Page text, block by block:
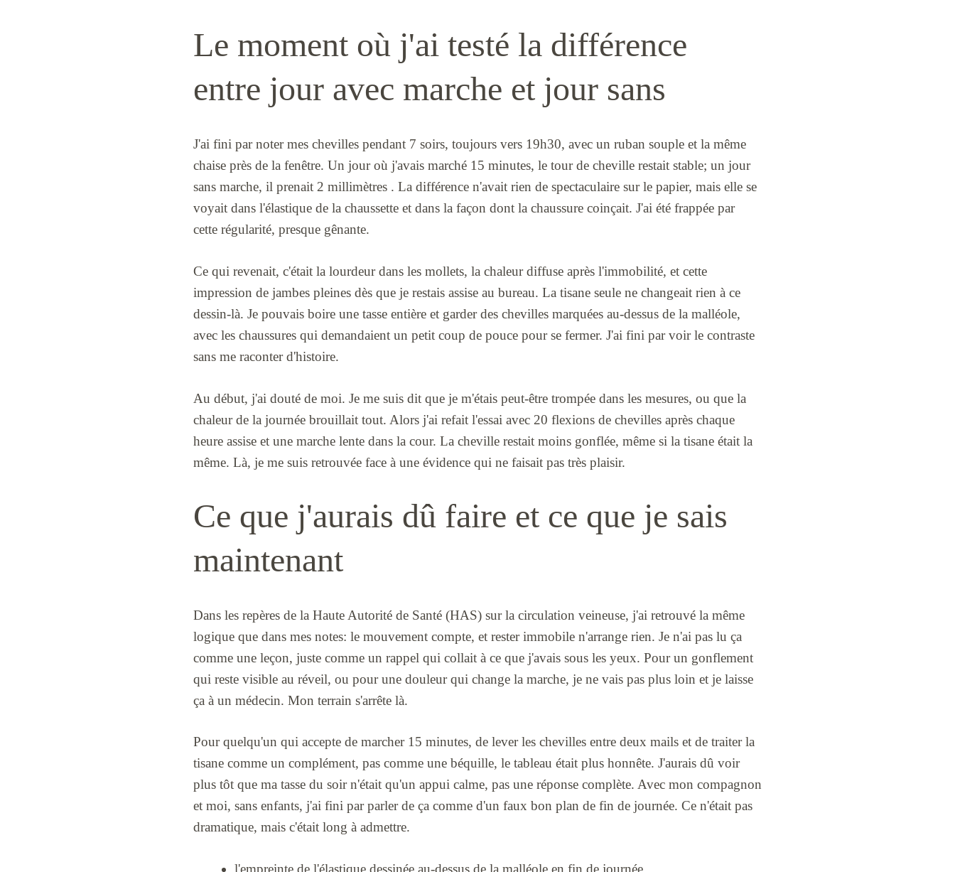
Le moment où j'ai testé la différence
entre jour avec marche et jour sans
J'ai fini par noter mes chevilles pendant 7 soirs, toujours vers 19h30, avec un ruban souple et la même
chaise près de la fenêtre. Un jour où j'avais marché 15 minutes, le tour de cheville restait stable; un jour
sans marche, il prenait 2 millimètres . La différence n'avait rien de spectaculaire sur le papier, mais elle se
voyait dans l'élastique de la chaussette et dans la façon dont la chaussure coinçait. J'ai été frappée par
cette régularité, presque gênante.
Ce qui revenait, c'était la lourdeur dans les mollets, la chaleur diffuse après l'immobilité, et cette
impression de jambes pleines dès que je restais assise au bureau. La tisane seule ne changeait rien à ce
dessin-là. Je pouvais boire une tasse entière et garder des chevilles marquées au-dessus de la malléole,
avec les chaussures qui demandaient un petit coup de pouce pour se fermer. J'ai fini par voir le contraste
sans me raconter d'histoire.
Au début, j'ai douté de moi. Je me suis dit que je m'étais peut-être trompée dans les mesures, ou que la
chaleur de la journée brouillait tout. Alors j'ai refait l'essai avec 20 flexions de chevilles après chaque
heure assise et une marche lente dans la cour. La cheville restait moins gonflée, même si la tisane était la
même. Là, je me suis retrouvée face à une évidence qui ne faisait pas très plaisir.
Ce que j'aurais dû faire et ce que je sais
maintenant
Dans les repères de la Haute Autorité de Santé (HAS) sur la circulation veineuse, j'ai retrouvé la même
logique que dans mes notes: le mouvement compte, et rester immobile n'arrange rien. Je n'ai pas lu ça
comme une leçon, juste comme un rappel qui collait à ce que j'avais sous les yeux. Pour un gonflement
qui reste visible au réveil, ou pour une douleur qui change la marche, je ne vais pas plus loin et je laisse
ça à un médecin. Mon terrain s'arrête là.
Pour quelqu'un qui accepte de marcher 15 minutes, de lever les chevilles entre deux mails et de traiter la
tisane comme un complément, pas comme une béquille, le tableau était plus honnête. J'aurais dû voir
plus tôt que ma tasse du soir n'était qu'un appui calme, pas une réponse complète. Avec mon compagnon
et moi, sans enfants, j'ai fini par parler de ça comme d'un faux bon plan de fin de journée. Ce n'était pas
dramatique, mais c'était long à admettre.
l'empreinte de l'élastique dessinée au-dessus de la malléole en fin de journée